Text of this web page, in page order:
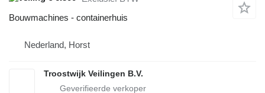
Bouwmachines - containerhuis
Nederland, Horst
Troostwijk Veilingen B.V.